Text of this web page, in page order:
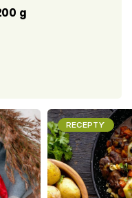
g
RECEPTY